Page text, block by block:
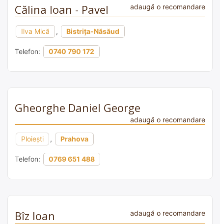
Călina Ioan - Pavel adaugă o recomandare
Ilva Mică , Bistrița-Năsăud
Telefon: 0740 790 172
Gheorghe Daniel George
adaugă o recomandare
Ploiești , Prahova
Telefon: 0769 651 488
Bîz Ioan adaugă o recomandare